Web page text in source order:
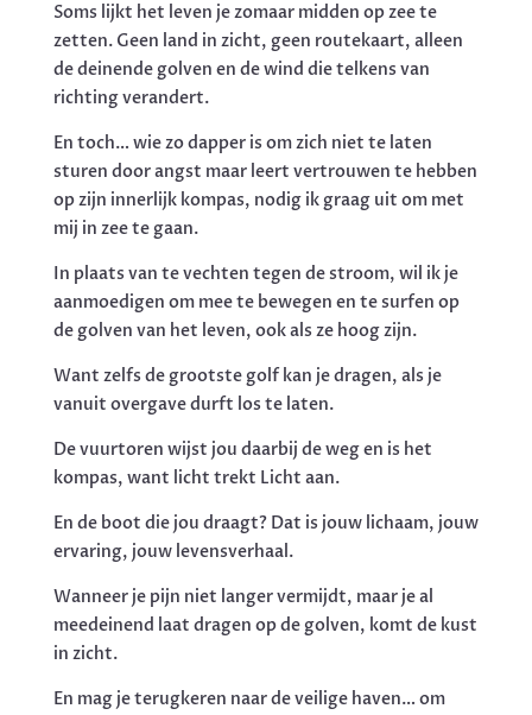
Soms lijkt het leven je zomaar midden op zee te
zetten. Geen land in zicht, geen routekaart, alleen
de deinende golven en de wind die telkens van
richting verandert.
En toch… wie zo dapper is om zich niet te laten
sturen door angst maar leert vertrouwen te hebben
op zijn innerlijk kompas, nodig ik graag uit om met
mij in zee te gaan.
In plaats van te vechten tegen de stroom, wil ik je
aanmoedigen om mee te bewegen en te surfen op
de golven van het leven, ook als ze hoog zijn.
Want zelfs de grootste golf kan je dragen, als je
vanuit overgave durft los te laten.
De vuurtoren wijst jou daarbij de weg en is het
kompas, want licht trekt Licht aan.
En de boot die jou draagt? Dat is jouw lichaam, jouw
ervaring, jouw levensverhaal.
Wanneer je pijn niet langer vermijdt, maar je al
meedeinend laat dragen op de golven, komt de kust
in zicht.
En mag je terugkeren naar de veilige haven… om